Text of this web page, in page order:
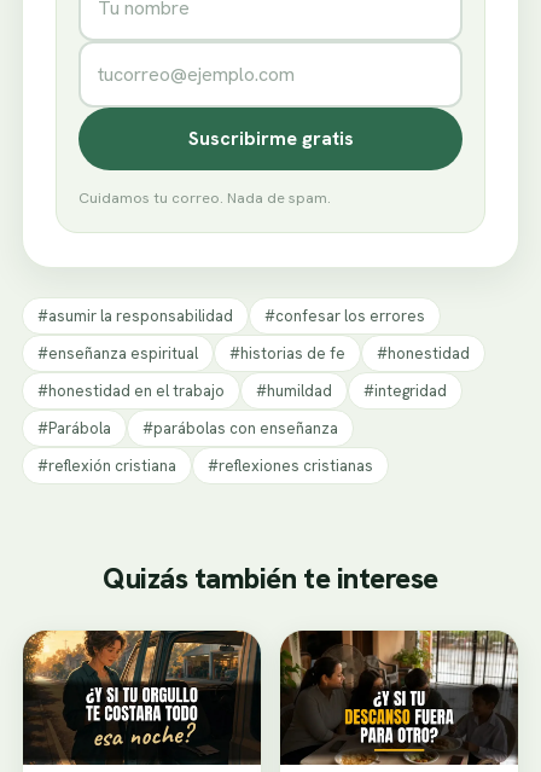
Correo electrónico
Suscribirme gratis
Cuidamos tu correo. Nada de spam.
#asumir la responsabilidad
#confesar los errores
#enseñanza espiritual
#historias de fe
#honestidad
#honestidad en el trabajo
#humildad
#integridad
#Parábola
#parábolas con enseñanza
#reflexión cristiana
#reflexiones cristianas
Quizás también te interese